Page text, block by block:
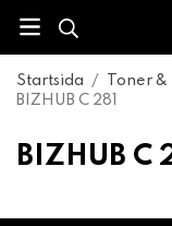
Startsida / Toner
BIZHUB C 281
BIZHUB C